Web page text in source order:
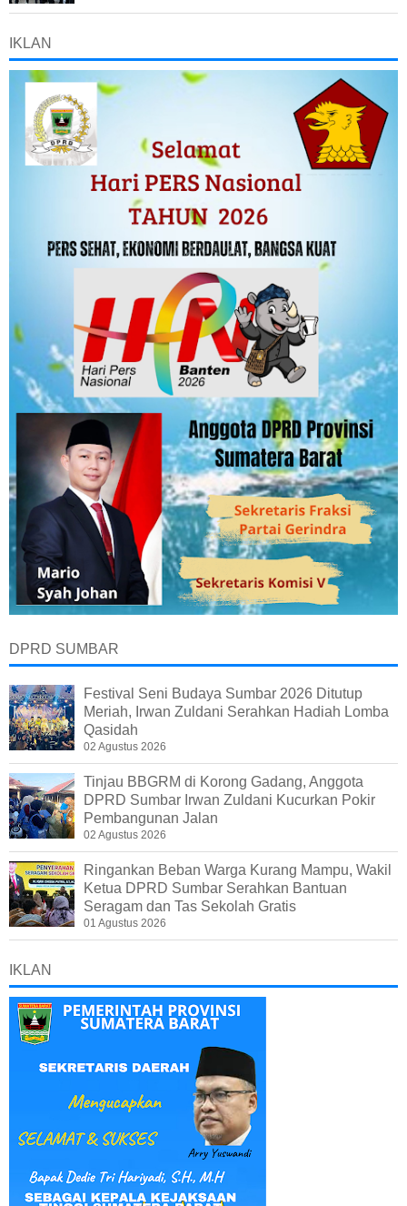
IKLAN
DPRD SUMBAR
Festival Seni Budaya Sumbar 2026 Ditutup
Meriah, Irwan Zuldani Serahkan Hadiah Lomba
Qasidah
02 Agustus 2026
Tinjau BBGRM di Korong Gadang, Anggota
DPRD Sumbar Irwan Zuldani Kucurkan Pokir
Pembangunan Jalan
02 Agustus 2026
Ringankan Beban Warga Kurang Mampu, Wakil
Ketua DPRD Sumbar Serahkan Bantuan
Seragam dan Tas Sekolah Gratis
01 Agustus 2026
IKLAN